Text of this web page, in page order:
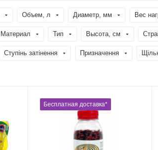
Объем, л Диаметр, мм Вес
Материал Тип Высота, см
Ступінь затінення Призначення
Бесплатная доставка*